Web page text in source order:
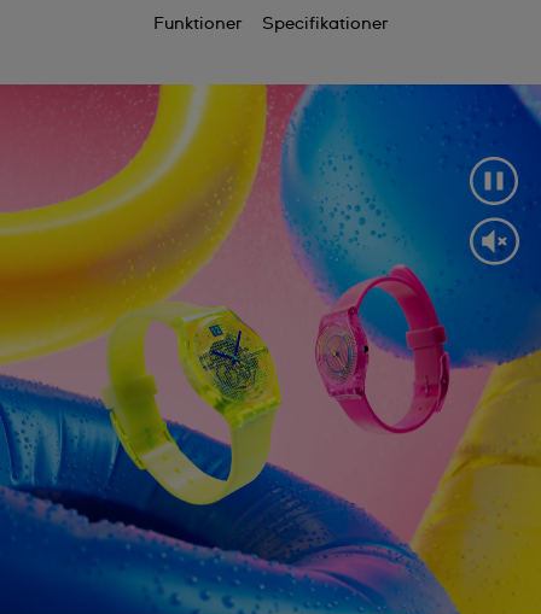
Funktioner Specifikationer